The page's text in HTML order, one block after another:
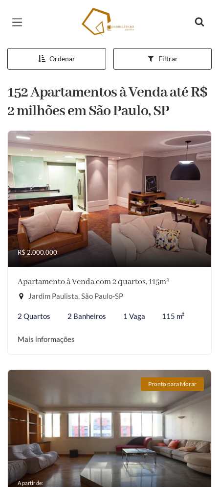
Página inicial
Ordenar Filtrar
152 Apartamentos à Venda até R$
2 milhões em São Paulo, SP
R$ 2.000.000
Apartamento à Venda com 2 quartos, 115m²
Jardim Paulista, São Paulo-SP
2 Quartos 2 Banheiros 1 Vaga 115 m²
Mais informações
Pronto para Morar
A partir de: